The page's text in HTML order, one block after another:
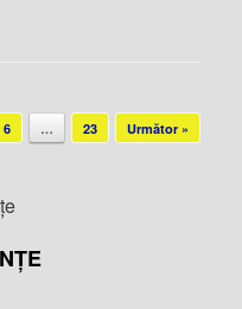
6 … 23 Următor »